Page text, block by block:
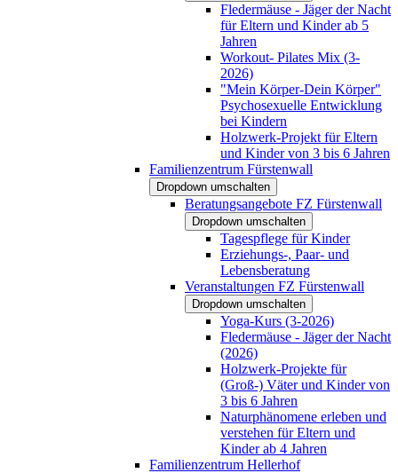
Fledermäuse - Jäger der Nacht
für Eltern und Kinder ab 5
Jahren
Workout- Pilates Mix (3-
2026)
"Mein Körper-Dein Körper"
Psychosexuelle Entwicklung
bei Kindern
Holzwerk-Projekt für Eltern
und Kinder von 3 bis 6 Jahren
Familienzentrum Fürstenwall
Dropdown umschalten
Beratungsangebote FZ Fürstenwall
Dropdown umschalten
Tagespflege für Kinder
Erziehungs-, Paar- und
Lebensberatung
Veranstaltungen FZ Fürstenwall
Dropdown umschalten
Yoga-Kurs (3-2026)
Fledermäuse - Jäger der Nacht
(2026)
Holzwerk-Projekte für
(Groß-) Väter und Kinder von
3 bis 6 Jahren
Naturphänomene erleben und
verstehen für Eltern und
Kinder ab 4 Jahren
Familienzentrum Hellerhof